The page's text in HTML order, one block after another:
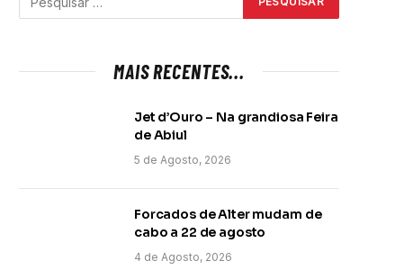
MAIS RECENTES...
Jet d’Ouro – Na grandiosa Feira
de Abiul
5 de Agosto, 2026
Forcados de Alter mudam de
cabo a 22 de agosto
4 de Agosto, 2026